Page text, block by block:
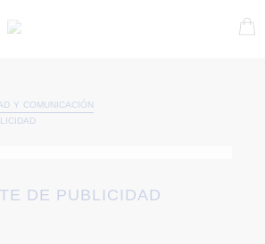
Y COMUNICACIÓN
DE PUBLICIDAD